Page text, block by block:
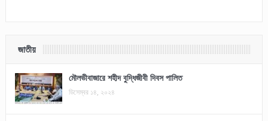
জাতীয়
মৌলভীবাজারে শহীদ বুদ্ধিজীবী দিবস পালিত
ডিসেম্বর ১৪, ২০২৪